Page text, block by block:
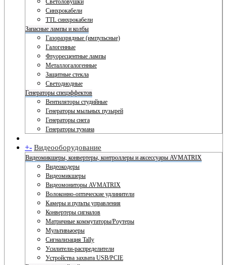
Светоловушки
Синхрокабели
TTL синхрокабели
Запасные лампы и колбы
Газоразрядные (импульсные)
Галогенные
Флуоресцентные лампы
Металлогалогенные
Защитные стекла
Светодиодные
Генераторы спецэффектов
Вентиляторы студийные
Генераторы мыльных пузырей
Генераторы снега
Генераторы тумана
+- Видеооборудование
Видеомикшеры, конвертеры, контроллеры и аксессуары AVMATRIX
Видеокодеры
Видеомикшеры
Видеомониторы AVMATRIX
Волоконно-оптические удлинители
Камеры и пульты управления
Конвертеры сигналов
Матричные коммутаторы/Роутеры
Мультивьюеры
Сигнализация Tally
Усилители-распределители
Устройства захвата USB/PCIE